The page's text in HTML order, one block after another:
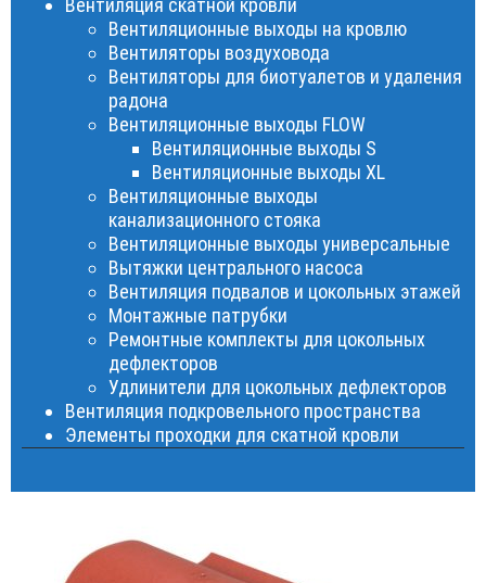
Вентиляция скатной кровли
Вентиляционные выходы на кровлю
Вентиляторы воздуховода
Вентиляторы для биотуалетов и удаления
радона
Вентиляционные выходы FLOW
Вентиляционные выходы S
Вентиляционные выходы XL
Вентиляционные выходы
канализационного стояка
Вентиляционные выходы универсальные
Вытяжки центрального насоса
Вентиляция подвалов и цокольных этажей
Монтажные патрубки
Ремонтные комплекты для цокольных
дефлекторов
Удлинители для цокольных дефлекторов
Вентиляция подкровельного пространства
Элементы проходки для скатной кровли